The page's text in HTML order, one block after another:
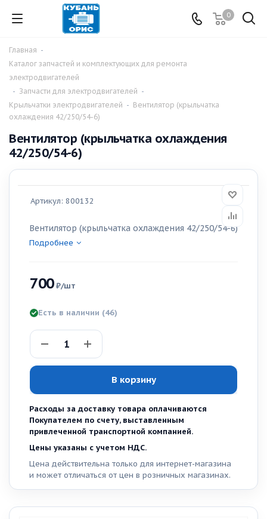
0
Главная -
Каталог запчастей и комплектующих для ремонта
электродвигателей
- Запчасти для электродвигателей -
Крыльчатки электродвигателей - Вентилятор (крыльчатка
охлаждения 42/250/54-6)
Вентилятор (крыльчатка охлаждения
42/250/54-6)
Артикул: 800132
Вентилятор (крыльчатка охлаждения 42/250/54-6)
Подробнее
700₽/шт
Есть в наличии (46)
В корзину
Расходы за доставку товара оплачиваются
Покупателем по счету, выставленным
привлеченной транспортной компанией.
Цены указаны с учетом НДС.
Цена действительна только для интернет-магазина
и может отличаться от цен в розничных магазинах.